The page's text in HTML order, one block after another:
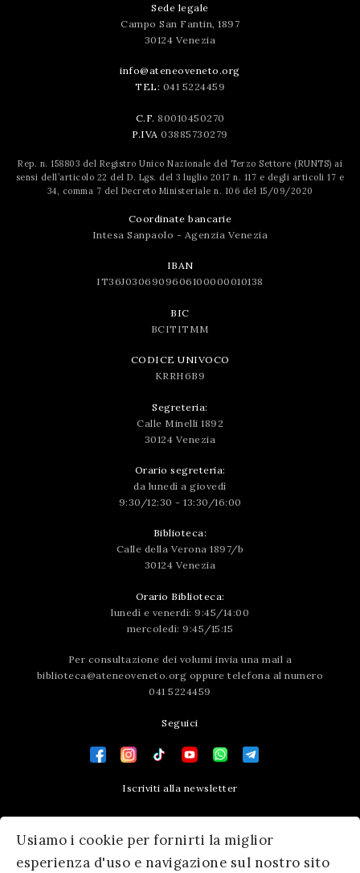
Usiamo i cookie per fornirti la miglior
esperienza d'uso e navigazione sul nostro sito
Sede legale
Campo San Fantin, 1897
30124 Venezia
info@ateneoveneto.org
TEL: 041 5224459
C.F. 80010450270
P.IVA 03885730279
Rep. n. 158803 del Registro Unico Nazionale del Terzo Settore (RUNTS) ai
sensi dell’articolo 22 del D. Lgs. del 3 luglio 2017 n. 117 e degli articoli 17 e
34, comma 7 del Decreto Ministeriale n. 106 del 15/09/2020
Coordinate bancarie
Intesa Sanpaolo - Agenzia Venezia
IBAN
IT36J0306909606100000010138
BIC
BCITITMM
CODICE UNIVOCO
KRRH6B9
Segreteria:
Calle Minelli 1892
30124 Venezia
Orario segreteria:
da lunedì a giovedì
9:30/12:30 - 13:30/16:00
Biblioteca:
Calle della Verona 1897/b
30124 Venezia
Orario Biblioteca:
lunedì e venerdì: 9:45/14:00
mercoledì: 9:45/15:15
Per consultazione dei volumi invia una mail a
biblioteca@ateneoveneto.org oppure telefona al numero
041 5224459
Seguici
Iscriviti alla newsletter
Contatti